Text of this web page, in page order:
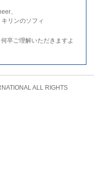
、
リンのソフィ
卒ご理解いただきますよ